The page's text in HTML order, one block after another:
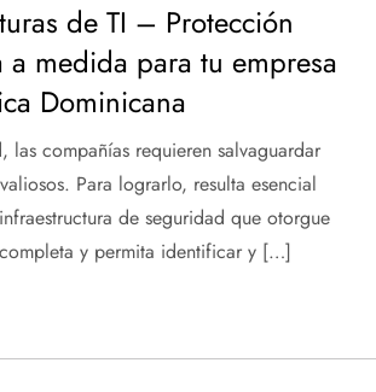
de TI – Protección
a medida para tu empresa
Dominicana
las compañías requieren salvaguardar
Para lograrlo, resulta esencial
de seguridad que otorgue
y permita identificar y […]